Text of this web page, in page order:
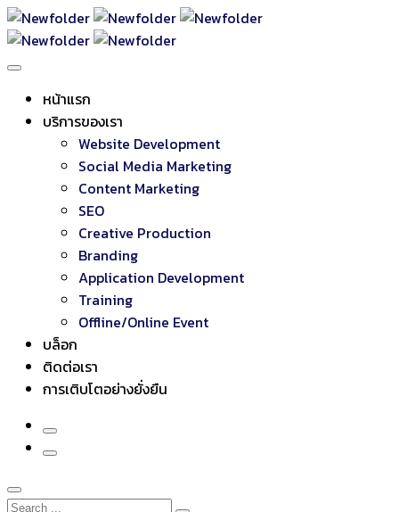
หน้าแรก
บริการของเรา
Website Development
Social Media Marketing
Content Marketing
SEO
Creative Production
Branding
Application Development
Training
Offline/Online Event
บล็อก
ติดต่อเรา
การเติบโตอย่างยั่งยืน